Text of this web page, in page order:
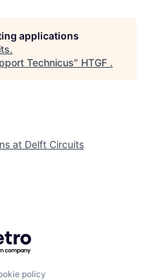
applications
.
Technicus" HTGF .
at Delft Circuits
Getro.com
policy